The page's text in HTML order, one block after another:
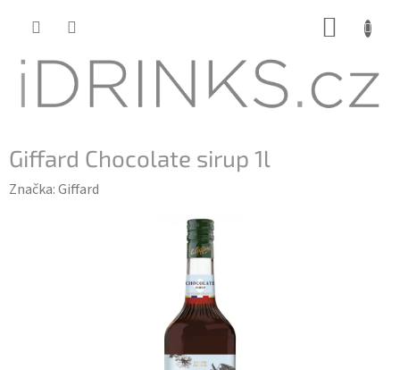
Giffard Chocolate sirup 1l
Značka:Giffard